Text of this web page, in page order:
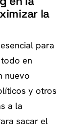
la
para
en
nuevo
y otros
a la
sacar el